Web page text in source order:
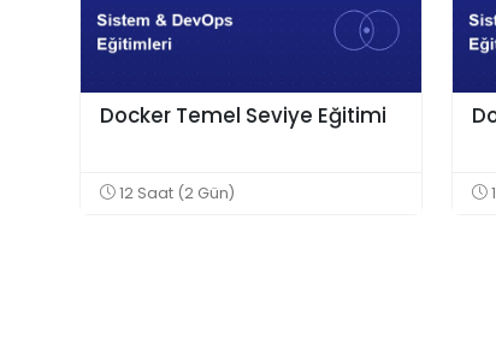
Docker Temel Seviye Eğitimi
12 Saat (2 Gün)